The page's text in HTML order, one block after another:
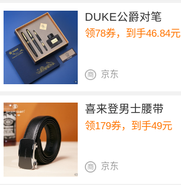
DUKE公爵对笔
领78券，到手46.84元
京东
喜来登男士腰带
领179券，到手49元
京东